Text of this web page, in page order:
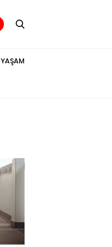
YAŞAM